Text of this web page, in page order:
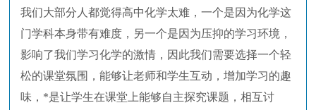
我们大部分人都觉得高中化学太难，一个是因为化学这
门学科本身带有难度，另一个是因为压抑的学习环境，
影响了我们学习化学的激情，因此我们需要选择一个轻
松的课堂氛围，能够让老师和学生互动，增加学习的趣
味，*是让学生在课堂上能够自主探究课题，相互讨